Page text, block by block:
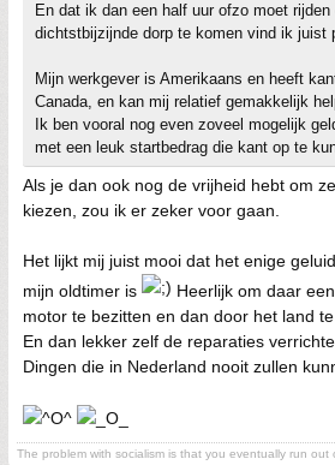
En dat ik dan een half uur ofzo moet
dichtstbijzijnde dorp te komen vind ik juist
Mijn werkgever is Amerikaans en heeft
Canada, en kan mij relatief gemakkelijk
Ik ben vooral nog even zoveel mogelijk
met een leuk startbedrag die kant op te
Als je dan ook nog de vrijheid hebt om
kiezen, zou ik er zeker voor gaan.
Het lijkt mij juist mooi dat het enige
mijn oldtimer is
Heerlijk om daar
motor te bezitten en dan door het land
En dan lekker zelf de reparaties
Dingen die in Nederland nooit zullen
The problem with socialism is that you eventually run